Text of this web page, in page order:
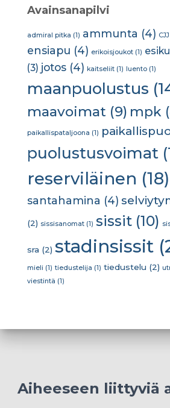
Avainsanapilvi
admiral pitka (1) ammunta (4) CJJ
ensiapu (4) erikoisjoukot (1)
(3) jotos (4) kaitseliit (1) luento (1)
maanpuolustus
maavoimat (9) mpk
paikallispataljoona (1)
puolustusvoimat
reserviläinen (18)
santahamina (4)
(2) sissisanomat (1) sissit (10)
sra (2) stadinsissit
mieli (1) tiedustelija (1) tiedustelu (2)
viestintä (1)
Aiheeseen liittyviä